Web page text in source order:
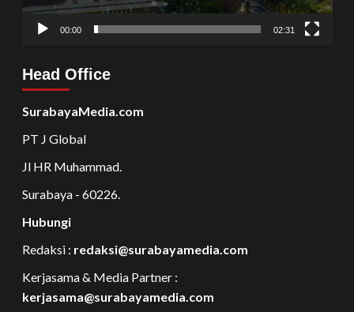
00:00 02:31
Head Office
SurabayaMedia.com
PT J Global
Jl HR Muhammad.
Surabaya - 60226.
Hubungi
Redaksi : redaksi@surabayamedia.com
Kerjasama & Media Partner :
kerjasama@surabayamedia.com